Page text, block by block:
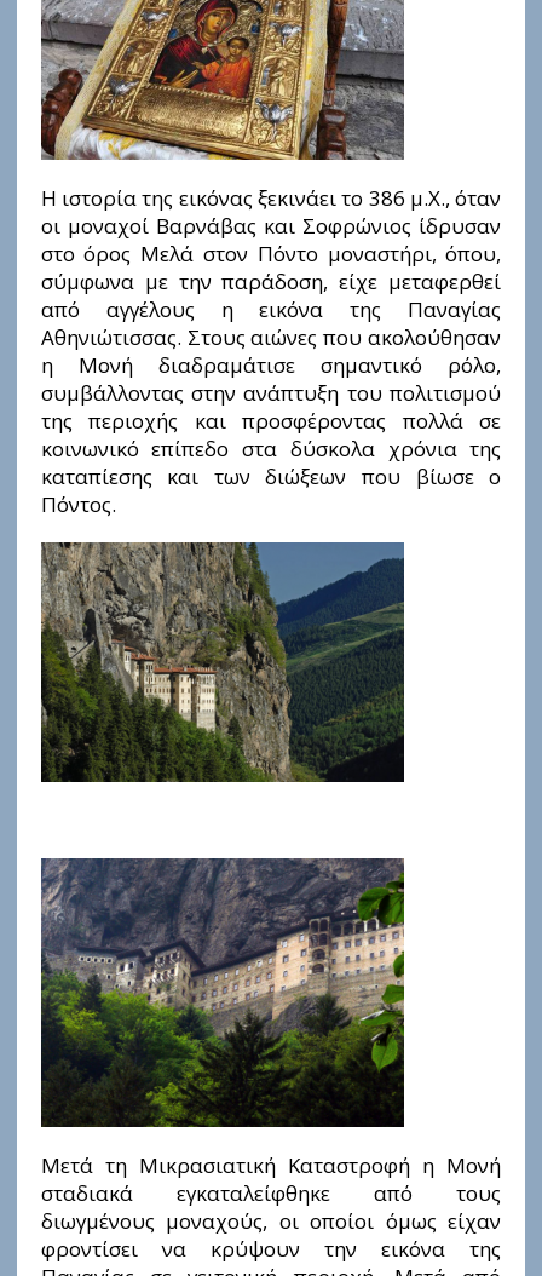
Η ιστορία της εικόνας ξεκινάει το 386 μ.Χ., όταν
οι μοναχοί Βαρνάβας και Σοφρώνιος ίδρυσαν
στο όρος Μελά στον Πόντο μοναστήρι, όπου,
σύμφωνα με την παράδοση, είχε μεταφερθεί
από αγγέλους η εικόνα της Παναγίας
Αθηνιώτισσας. Στους αιώνες που ακολούθησαν
η Μονή διαδραμάτισε σημαντικό ρόλο,
συμβάλλοντας στην ανάπτυξη του πολιτισμού
της περιοχής και προσφέροντας πολλά σε
κοινωνικό επίπεδο στα δύσκολα χρόνια της
καταπίεσης και των διώξεων που βίωσε ο
Πόντος.
Μετά τη Μικρασιατική Καταστροφή η Μονή
σταδιακά εγκαταλείφθηκε από τους
διωγμένους μοναχούς, οι οποίοι όμως είχαν
φροντίσει να κρύψουν την εικόνα της